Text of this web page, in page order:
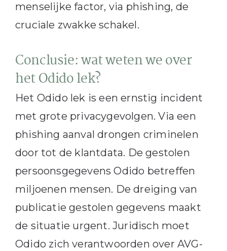
menselijke factor, via phishing, de
cruciale zwakke schakel.
Conclusie: wat weten we over
het Odido lek?
Het Odido lek is een ernstig incident
met grote privacygevolgen. Via een
phishing aanval drongen criminelen
door tot de klantdata. De gestolen
persoonsgegevens Odido betreffen
miljoenen mensen. De dreiging van
publicatie gestolen gegevens maakt
de situatie urgent. Juridisch moet
Odido zich verantwoorden over AVG-